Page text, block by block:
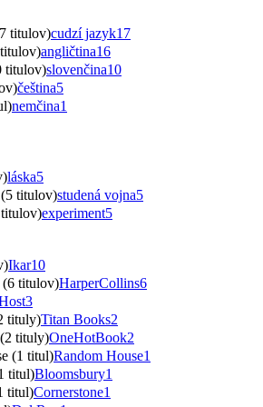
titulov)cudzí jazyk17
angličtina16
titulov)slovenčina10
čeština5
nemčina1
láska5
titulov)studená vojna5
experiment5
Ikar10
(6 titulov)HarperCollins6
3
tituly)Titan Books2
tituly)OneHotBook2
(1 titul)Random House1
titul)Bloomsbury1
titul)Cornerstone1